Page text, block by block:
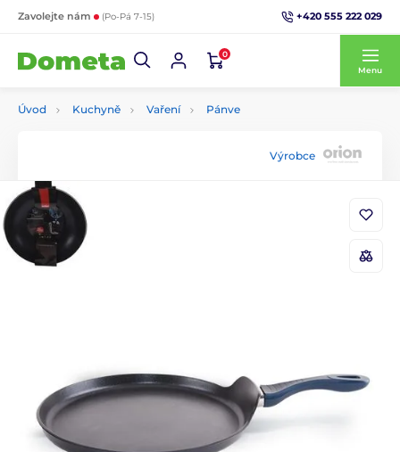
Zavolejte nám (Po-Pá 7-15) +420 555 222 029
0
Menu
Úvod Kuchyně Vaření Pánve
Výrobce